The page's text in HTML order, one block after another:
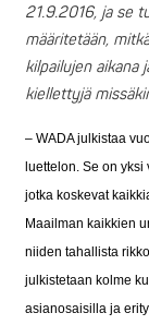
21.9.2016, ja se
määritetään,
kilpailujen aikana
kiellettyjä
– WADA julkistaa
luettelon. Se on yksi
jotka koskevat
Maailman kaikkien
niiden tahallista
julkistetaan kolme
asianosaisilla ja